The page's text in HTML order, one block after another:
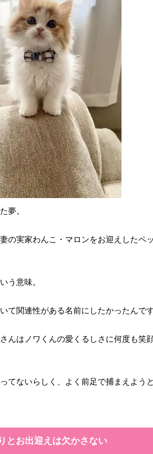
夢。
の実家わんこ・マロンをお迎えしたペ
う意味。
て関連性がある名前にしたかったんです
んはノワくんの愛くるしさに何度も笑
てないらしく、よく前足で捕まえよう
とお出迎えは欠かさない